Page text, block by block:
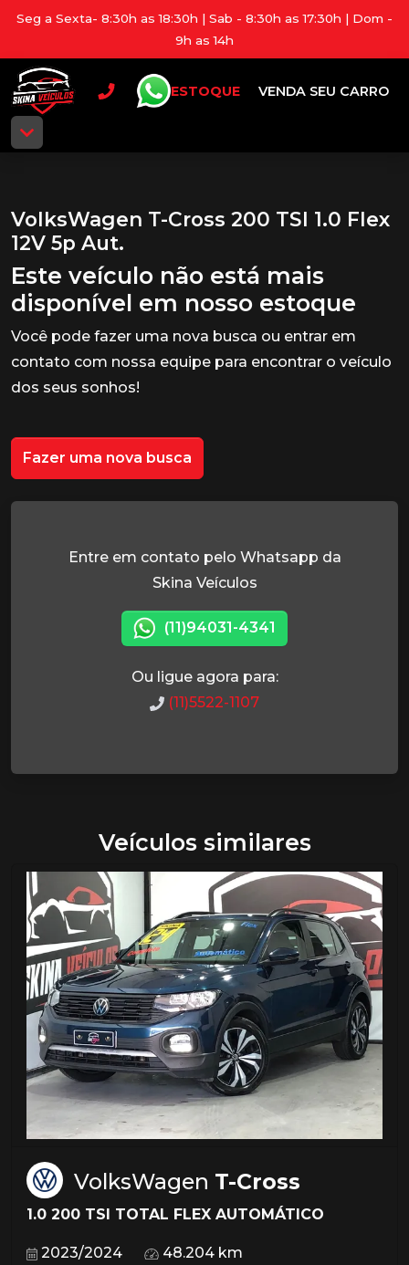
Seg a Sexta- 8:30h as 18:30h | Sab - 8:30h as 17:30h | Dom -
9h as 14h
ESTOQUE VENDA SEU CARRO
VolksWagen T-Cross 200 TSI 1.0 Flex
12V 5p Aut.
Este veículo não está mais
disponível em nosso estoque
Você pode fazer uma nova busca ou entrar em
contato com nossa equipe para encontrar o veículo
dos seus sonhos!
Fazer uma nova busca
Entre em contato pelo Whatsapp da
Skina Veículos
(11)94031-4341
Ou ligue agora para:
(11)5522-1107
Veículos similares
VolksWagen T-Cross
1.0 200 TSI TOTAL FLEX AUTOMÁTICO
2023/2024 48.204 km